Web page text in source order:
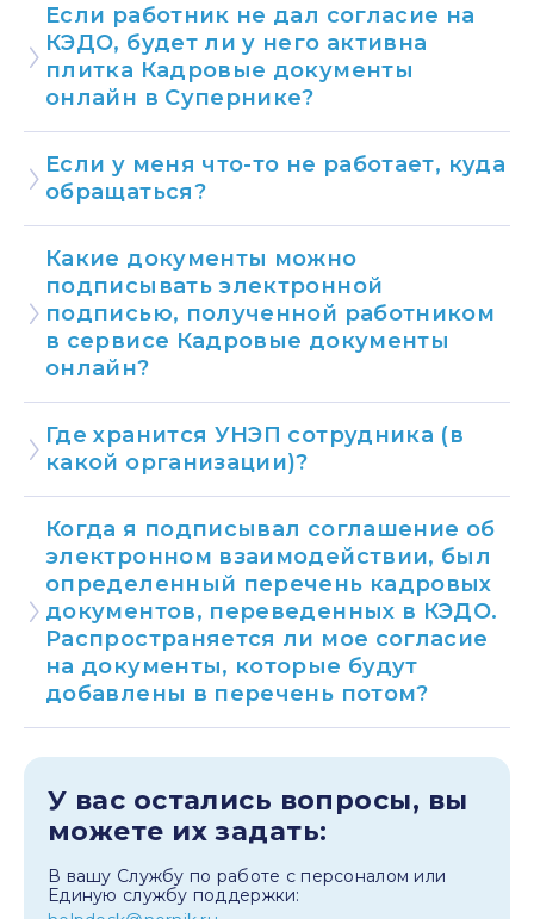
Если работник не дал согласие на
КЭДО, будет ли у него активна
плитка Кадровые документы
онлайн в Супернике?
Если у меня что-то не работает, куда
обращаться?
Какие документы можно
подписывать электронной
подписью, полученной работником
в сервисе Кадровые документы
онлайн?
Где хранится УНЭП сотрудника (в
какой организации)?
Когда я подписывал соглашение об
электронном взаимодействии, был
определенный перечень кадровых
документов, переведенных в КЭДО.
Распространяется ли мое согласие
на документы, которые будут
добавлены в перечень потом?
У вас остались вопросы, вы
можете их задать:
В вашу Службу по работе с персоналом или
Единую службу поддержки: